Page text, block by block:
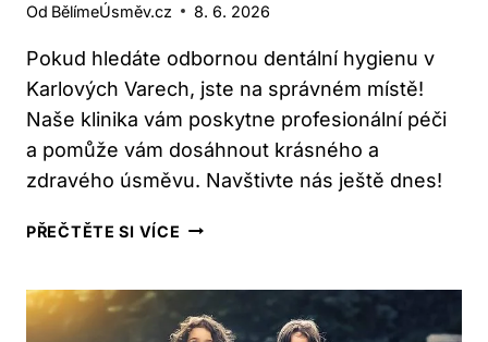
Od BělímeÚsměv.cz 8. 6. 2026
Pokud hledáte odbornou dentální hygienu v
Karlových Varech, jste na správném místě!
Naše klinika vám poskytne profesionální péči
a pomůže vám dosáhnout krásného a
zdravého úsměvu. Navštivte nás ještě dnes!
PŘEČTĚTE SI VÍCE KARLOVY
–